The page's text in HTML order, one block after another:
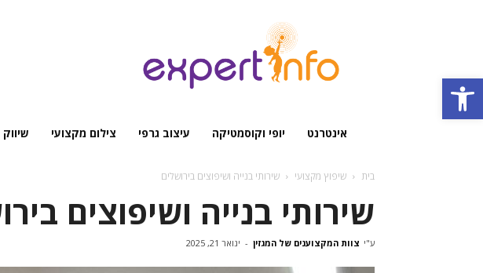
Open toolbar
אינטרנט יופי וקוסמטיקה עיצוב גרפי צילום מקצועי
בית שיפוץ מקצועי שירותי בנייה ושיפוצים בירושלים
שירותי בנייה ושיפוצים
ע"י צוות המקצוענים של המגזין - ינואר 21, 2025